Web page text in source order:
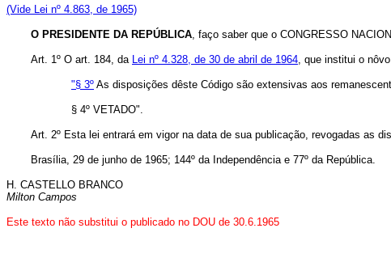
(Vide Lei nº 4.863, de 1965)
O PRESIDENTE DA REPÚBLICA, faço saber que o CONGRESSO
Art. 1º O art. 184, da Lei nº 4.328, de 30 de abril de 1964, que institui o
"§ 3º As disposições dêste Código são extensivas aos
§ 4º VETADO".
Art. 2º Esta lei entrará em vigor na data de sua publicação, revogadas as
Brasília, 29 de junho de 1965; 144º da Independência e 77º da República.
H. CASTELLO BRANCO
Milton Campos
Este texto não substitui o publicado no DOU de 30.6.1965